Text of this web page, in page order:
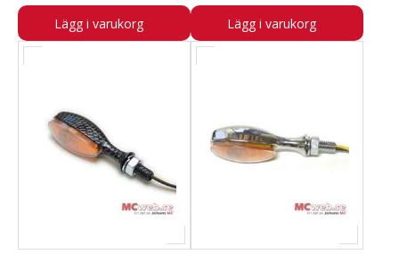
Lägg i varukorg Lägg i varukorg